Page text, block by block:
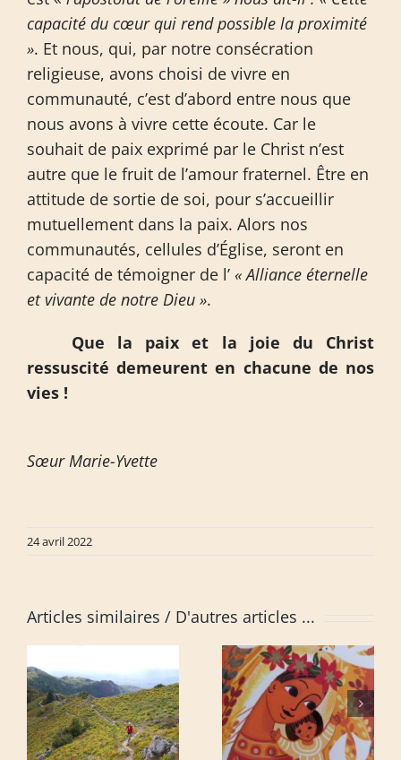
capacité du cœur qui rend possible la proximité
». Et nous, qui, par notre consécration
religieuse, avons choisi de vivre en
communauté, c’est d’abord entre nous que
nous avons à vivre cette écoute. Car le
souhait de paix exprimé par le Christ n’est
autre que le fruit de l’amour fraternel. Être en
attitude de sortie de soi, pour s’accueillir
mutuellement dans la paix. Alors nos
communautés, cellules d’Église, seront en
capacité de témoigner de l’ « Alliance éternelle
et vivante de notre Dieu ».
Que la paix et la joie du Christ
ressuscité demeurent en chacune de nos
vies !
Sœur Marie-Yvette
24 avril 2022
Articles similaires